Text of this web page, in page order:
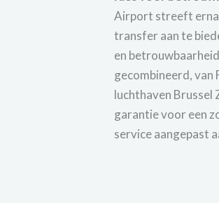
Airport streeft
transfer aan te
en
gecombineerd, van
luchthaven Brussel
garantie voor een
service aangepast